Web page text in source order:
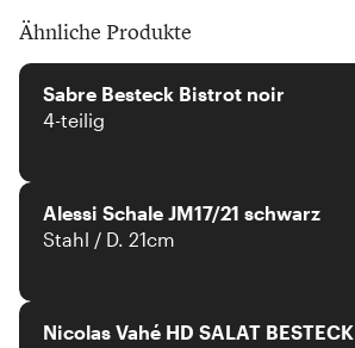
Ähnliche Produkte
Sabre Besteck Bistrot noir
4-teilig
Alessi Schale JM17/21 schwarz
Stahl / D. 21cm
Nicolas Vahé HD SALAT BESTECK